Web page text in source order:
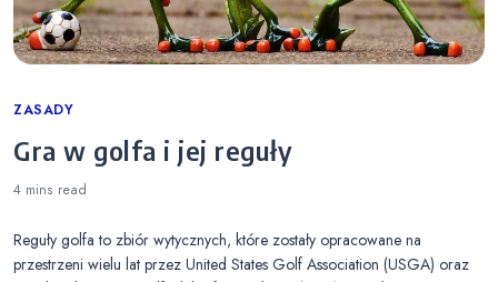
Categories
ZASADY
Gra w golfa i jej reguły
4 mins read
Reguły golfa to zbiór wytycznych, które zostały opracowane na
przestrzeni wielu lat przez United States Golf Association (USGA) oraz